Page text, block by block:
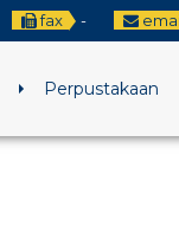
fax -
Perpustakaan